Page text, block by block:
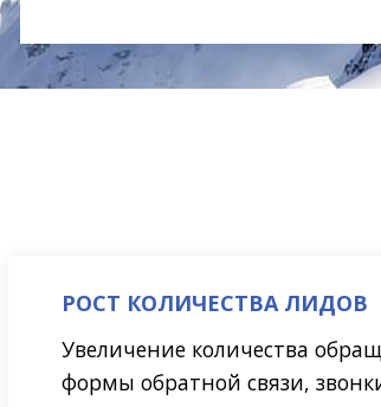
РОСТ КОЛИЧЕСТВА ЛИДОВ
Увеличение количества
формы обратной связи,